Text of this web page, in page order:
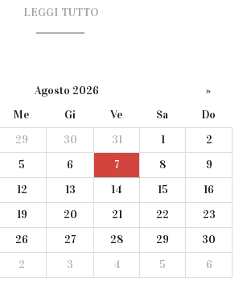
LEGGI TUTTO
Agosto 2026
»
Me Gi Ve Sa
Do
29 30 31 1
2
5 6 7 8
9
12 13 14 15
16
19 20 21 22
23
26 27 28 29
30
2 3 4 5 6